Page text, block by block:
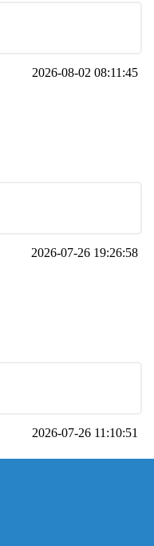
2026-08-02 08:11:45
2026-07-26 19:26:58
2026-07-26 11:10:51